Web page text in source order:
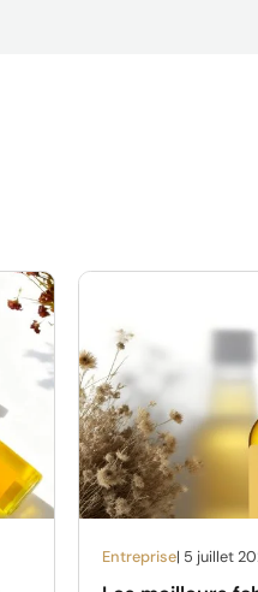
Entreprise| 5 juillet